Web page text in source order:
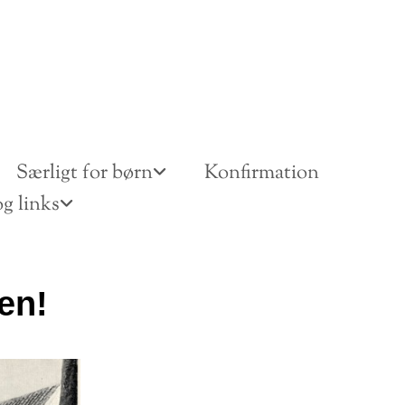
Særligt for børn
Konfirmation
links